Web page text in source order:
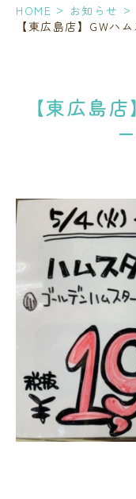
HOME > お知らせ >
【東広島店】GWハ
【東広島